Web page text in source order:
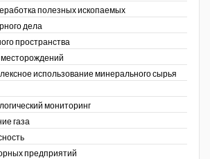
полезных ископаемых
дела
пространства
использование минерального сырья
мониторинг
газа
предприятий